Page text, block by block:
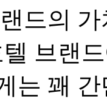
드의
브랜
는 꽤